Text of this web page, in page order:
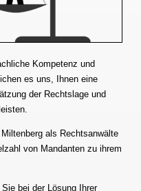
Kompetenz und
es uns, Ihnen eine
der Rechtslage und
als Rechtsanwälte
von Mandanten zu ihrem
bei der Lösung Ihrer